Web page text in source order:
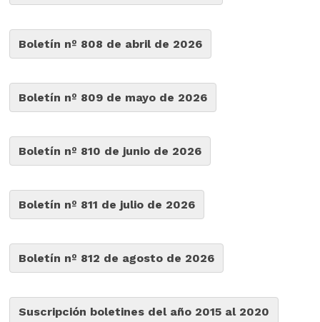
Boletín nº 808 de abril de 2026
Boletín nº 809 de mayo de 2026
Boletín nº 810 de junio de 2026
Boletín nº 811 de julio de 2026
Boletín nº 812 de agosto de 2026
Suscripción boletines del año 2015 al 2020